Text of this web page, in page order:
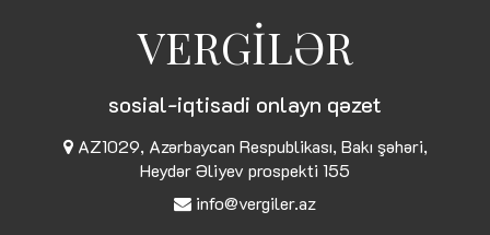
VERGİLƏR
sosial-iqtisadi onlayn qəzet
AZ1029, Azərbaycan Respublikası, Bakı şəhəri,
Heydər Əliyev prospekti 155
info@vergiler.az